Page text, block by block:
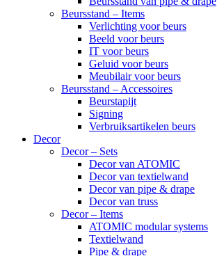
Beursstand – Items
Verlichting voor beurs
Beeld voor beurs
IT voor beurs
Geluid voor beurs
Meubilair voor beurs
Beursstand – Accessoires
Beurstapijt
Signing
Verbruiksartikelen beurs
Decor
Decor – Sets
Decor van ATOMIC
Decor van textielwand
Decor van pipe & drape
Decor van truss
Decor – Items
ATOMIC modular systems
Textielwand
Pipe & drape